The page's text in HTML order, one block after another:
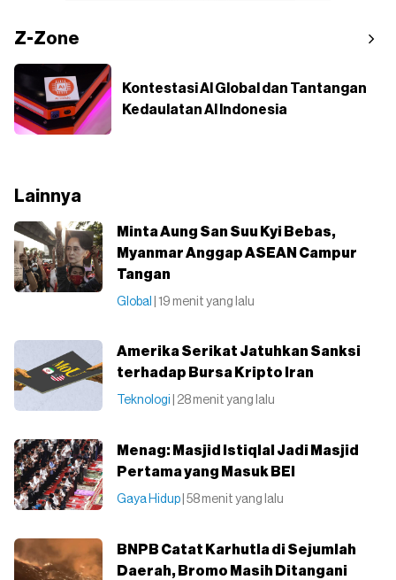
Z-Zone
Kontestasi AI Global dan Tantangan
Kedaulatan AI Indonesia
Lainnya
Minta Aung San Suu Kyi Bebas,
Myanmar Anggap ASEAN Campur
Tangan
Global | 19 menit yang lalu
Amerika Serikat Jatuhkan Sanksi
terhadap Bursa Kripto Iran
Teknologi | 28 menit yang lalu
Menag: Masjid Istiqlal Jadi Masjid
Pertama yang Masuk BEI
Gaya Hidup | 58 menit yang lalu
BNPB Catat Karhutla di Sejumlah
Daerah, Bromo Masih Ditangani